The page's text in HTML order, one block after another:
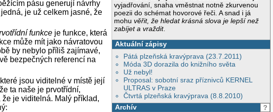
vyjadřování, snaha vměstnat notně zkurvenou
poezii do schémat hovorové řeči. A snad i já
mohuvěřit, že hledat krásná slova je lepší než
zabíjet a vraždit.
Aktuální zápisy
Pátá plzeňská kravýprava (23.7.2011)
Móda 3D dorazila do knižního světa
Už nebyl!
Proposal: sobotní sraz příznivců KERNEL
ULTRAS v Praze
Čtvrtá plzeňská kravýprava (8.8.2010)
?
Archív
pásu generují návrhy
je už celkem jasné, že
funkce je funkce, která
může mít jako návratovou
by nebylo příliš zajímavé,
bezpečných referencí na
jsou viditelné v místě její
ta naše je prvotřídní,
je viditelná. Malý příklad,